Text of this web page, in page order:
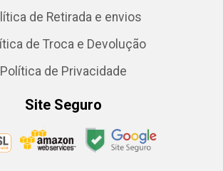
de Retirada e envios
de Troca e Devolução
Política de Privacidade
Site Seguro